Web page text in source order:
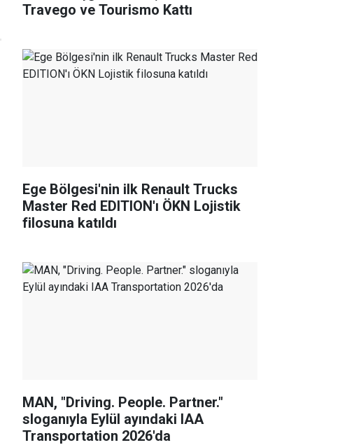
Travego ve Tourismo Kattı
Ege Bölgesi'nin ilk Renault Trucks
Master Red EDITION'ı ÖKN Lojistik
filosuna katıldı
MAN, "Driving. People. Partner."
sloganıyla Eylül ayındaki IAA
Transportation 2026'da